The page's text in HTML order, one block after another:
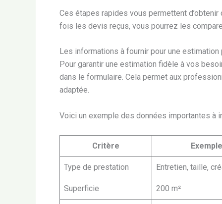
Ces étapes rapides vous permettent
fois les devis reçus, vous pourrez les
Les informations à fournir pour une estimation
Pour garantir une estimation fidèle à vos
dans le formulaire. Cela permet aux
adaptée.
Voici un exemple des données importantes à
Critère Exemple
Type de prestation Entretien, taille,
Superficie 200 m²